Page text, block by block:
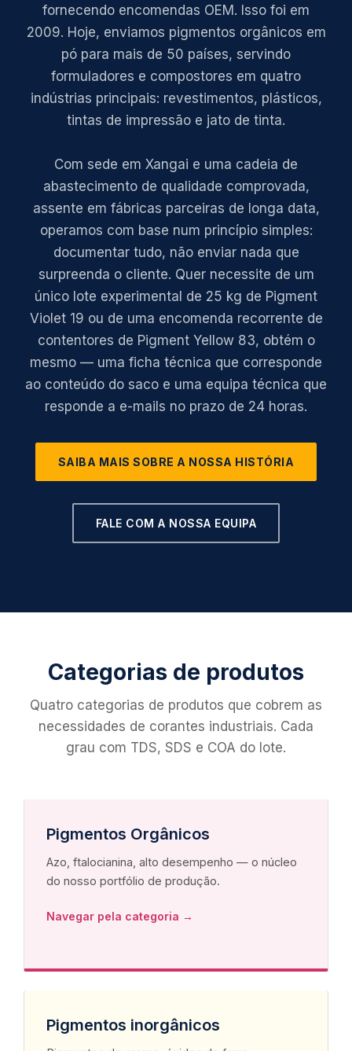
fornecendo encomendas OEM. Isso foi em
2009. Hoje, enviamos pigmentos orgânicos em
pó para mais de 50 países, servindo
formuladores e compostores em quatro
indústrias principais: revestimentos, plásticos,
tintas de impressão e jato de tinta.
Com sede em Xangai e uma cadeia de
abastecimento de qualidade comprovada,
assente em fábricas parceiras de longa data,
operamos com base num princípio simples:
documentar tudo, não enviar nada que
surpreenda o cliente. Quer necessite de um
único lote experimental de 25 kg de Pigment
Violet 19 ou de uma encomenda recorrente de
contentores de Pigment Yellow 83, obtém o
mesmo — uma ficha técnica que corresponde
ao conteúdo do saco e uma equipa técnica que
responde a e-mails no prazo de 24 horas.
SAIBA MAIS SOBRE A NOSSA HISTÓRIA
FALE COM A NOSSA EQUIPA
Categorias de produtos
Quatro categorias de produtos que cobrem as
necessidades de corantes industriais. Cada
grau com TDS, SDS e COA do lote.
Pigmentos Orgânicos
Azo, ftalocianina, alto desempenho — o núcleo
do nosso portfólio de produção.
Navegar pela categoria →
Pigmentos inorgânicos